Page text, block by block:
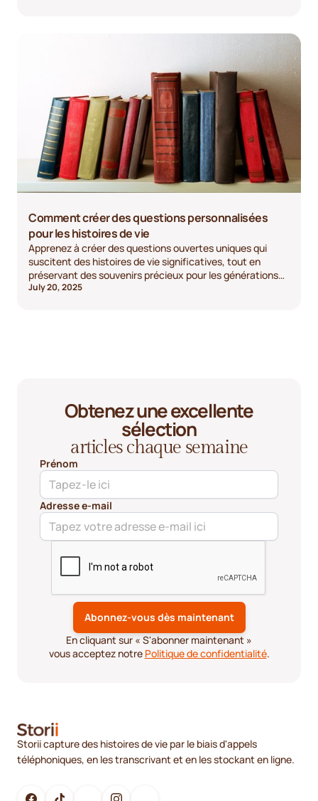
Comment créer des questions personnalisées
pour les histoires de vie
Apprenez à créer des questions ouvertes uniques qui
suscitent des histoires de vie significatives, tout en
préservant des souvenirs précieux pour les générations
futures.
July 20, 2025
Obtenez une excellente
sélection
articles chaque semaine
Prénom
Adresse e-mail
En cliquant sur « S'abonner maintenant »
vous acceptez notre Politique de confidentialité.
Storii capture des histoires de vie par le biais d'appels
téléphoniques, en les transcrivant et en les stockant en ligne.